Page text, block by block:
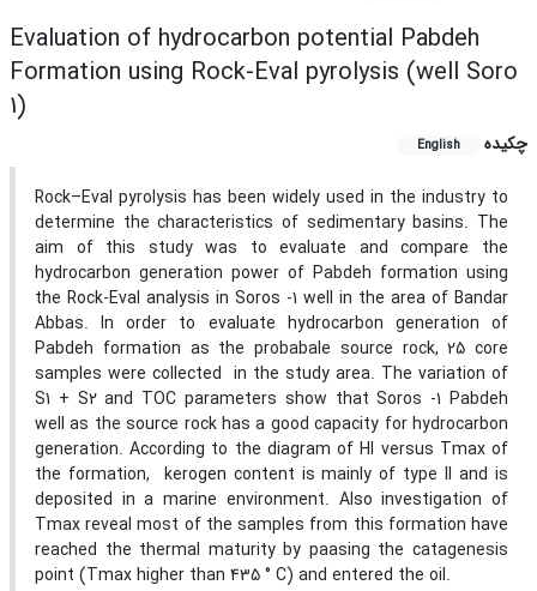
Evaluation of hydrocarbon potential Pabdeh
Formation using Rock-Eval pyrolysis (well Soro
1)
چکیده English
Rock–Eval pyrolysis has been widely used in the industry to
determine the characteristics of sedimentary basins. The
aim of this study was to evaluate and compare the
hydrocarbon generation power of Pabdeh formation using
the Rock-Eval analysis in Soros -1 well in the area of Bandar
Abbas. In order to evaluate hydrocarbon generation of
Pabdeh formation as the probabale source rock, 25 core
samples were collected in the study area. The variation of
S1 + S2 and TOC parameters show that Soros -1 Pabdeh
well as the source rock has a good capacity for hydrocarbon
generation. According to the diagram of HI versus Tmax of
the formation, kerogen content is mainly of type II and is
deposited in a marine environment. Also investigation of
Tmax reveal most of the samples from this formation have
reached the thermal maturity by paasing the catagenesis
point (Tmax higher than 435 ° C) and entered the oil.